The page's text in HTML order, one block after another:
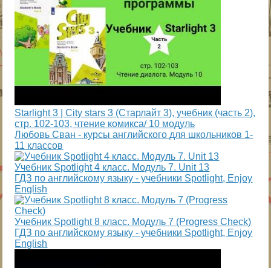
Starlight 3 | City stars 3 (Старлайт 3), учебник (часть 2),
стр. 102-103, чтение комикса/ 10 модуль
Любовь Сван - курсы английского для школьников 1-
11 классов
Учебник Spotlight 4 класс. Модуль 7. Unit 13
ГДЗ по английскому языку - учебники Spotlight, Enjoy
English
Учебник Spotlight 8 класс. Модуль 7 (Progress Check)
ГДЗ по английскому языку - учебники Spotlight, Enjoy
English